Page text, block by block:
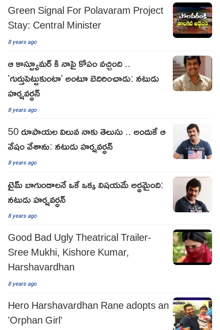
Green Signal For Polavaram Project
Stay: Central Minister
8 years ago
ఆ కాస్ట్యూమర్ కి నాపై కోపం వచ్చింది ..
'గుర్తుపెట్టుకుంటా' అంటూ బెదిరించాడు: నటుడు
హర్షవర్ధన్
8 years ago
50 రూపాయల విలువ నాకు తెలుసు .. అందుకే ఆ
వేషం వేశాను: నటుడు హర్షవర్ధన్
8 years ago
టైమ్ బాగుండాలనే ఒకే ఒక్క విషయమే అర్థమైంది:
నటుడు హర్షవర్ధన్
8 years ago
Good Bad Ugly Theatrical Trailer-
Sree Mukhi, Kishore Kumar,
Harshavardhan
8 years ago
Hero Harshavardhan Rane adopts an
'Orphan Girl'